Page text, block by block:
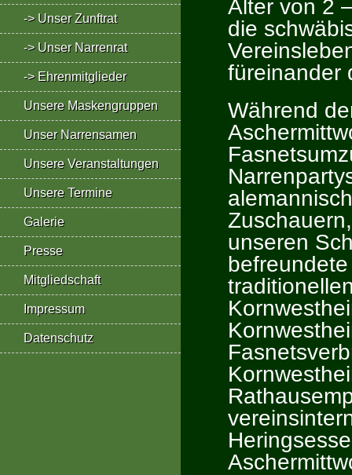
-> Unser Zunftrat
-> Unser Narrenrat
-> Ehrenmitglieder
Unsere Maskengruppen
Unser Narrensamen
Unsere Veranstaltungen
Unsere Termine
Galerie
Presse
Mitgliedschaft
Impressum
Datenschutz
Alter von 2
die
füreinander
Während
unseren